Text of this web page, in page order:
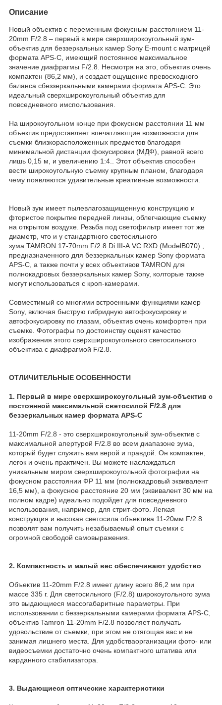
Описание
Новый объектив с переменным фокусным расстоянием 11-
20mm F/2.8 – первый в мире сверхширокоугольный зум-
объектив для беззеркальных камер Sony E-mount с матрицей
формата APS-C, имеющий постоянное максимальное
значение диафрагмы F/2.8. Несмотря на это, объектив очень
компактен (86,2 мм), и создает ощущение превосходного
баланса сбеззеркальными камерами формата APS-C. Это
идеальный сверхширокоугольный объектив для
повседневного имспользования.
На широкоугольном конце при фокусном расстоянии 11 мм
объектив предоставляет впечатляющие возможности для
съемки близкорасположенных предметов благодаря
минимальной дистанции фокусировки (МДФ), равной всего
лишь 0,15 м, и увеличению 1:4.. Этот объектив способен
вести широкоугольную съемку крупным планом, благодаря
чему появляются удивительные креативные возможности.
Новый зум имеет пылевлагозащищенную конструкцию и
фтористое покрытие передней линзы, облегчающие съемку
на открытом воздухе. Резьба под светофильтр имеет тот же
диаметр, что и у стандартного светосильного
зума TAMRON 17-70mm F/2.8 Di III-A VC RXD (ModelB070) ,
предназначенного для беззеркальных камер Sony формата
APS-C, а также почти у всех объективов TAMRON для
полнокадровых беззеркальных камер Sony, колторые также
могут использоваться с кроп-камерами.
Совместимый со многими встроенными функциями камер
Sony, включая быструю гибридную автофокусировку и
автофокусировку по глазам, объектив очень комфортен при
съемке. Фотографы по достоинству оценят качество
изображения этого сверхширокоугольного светосильного
объектива с диафрагмой F/2.8.
ОТЛИЧИТЕЛЬНЫЕ ОСОБЕННОСТИ
1. Первый в мире сверхширокоугольный зум-объектив с
постоянной максимальной светосилой F/2.8 для
беззеркальных камер формата APS-C
11-20mm F/2.8 - это сверхширокоугольный зум-объектив с
максимальной апертурой F/2.8 во всем диапазоне зума,
который будет служить вам верой и правдой. Он компактен,
легок и очень практичен. Вы можете наслаждаться
уникальным миром сверхширокоугольной фотографии на
фокусном расстоянии ФР 11 мм (полнокадровый эквивалент
16,5 мм), а фокусное расстояние 20 мм (эквивалент 30 мм на
полном кадре) идеально подойдет для повседневного
использования, например, для стрит-фото. Легкая
конструкция и высокая светосила объектива 11-20мм F/2.8
позволят вам получить незабываемый опыт съемки с
огромной свободой самовыражения.
2. Компактность и малый вес обеспечивают удобство
Объектив 11-20mm F/2.8 имеет длину всего 86,2 мм при
массе 335 г. Для светосильного (F/2.8) широкоугольного зума
это выдающиеся массогабаритные параметры. При
использовании с беззеркальными камерами формата APS-C,
объектив Tamron 11-20mm F/2.8 позволяет получать
удовольствие от съемки, при этом не отягощая вас и не
занимая лишнего места. Для удобстваорганизации фото- или
видеосъемки достаточно очень компактного штатива или
карданного стабилизатора.
3. Выдающиеся оптические характеристики